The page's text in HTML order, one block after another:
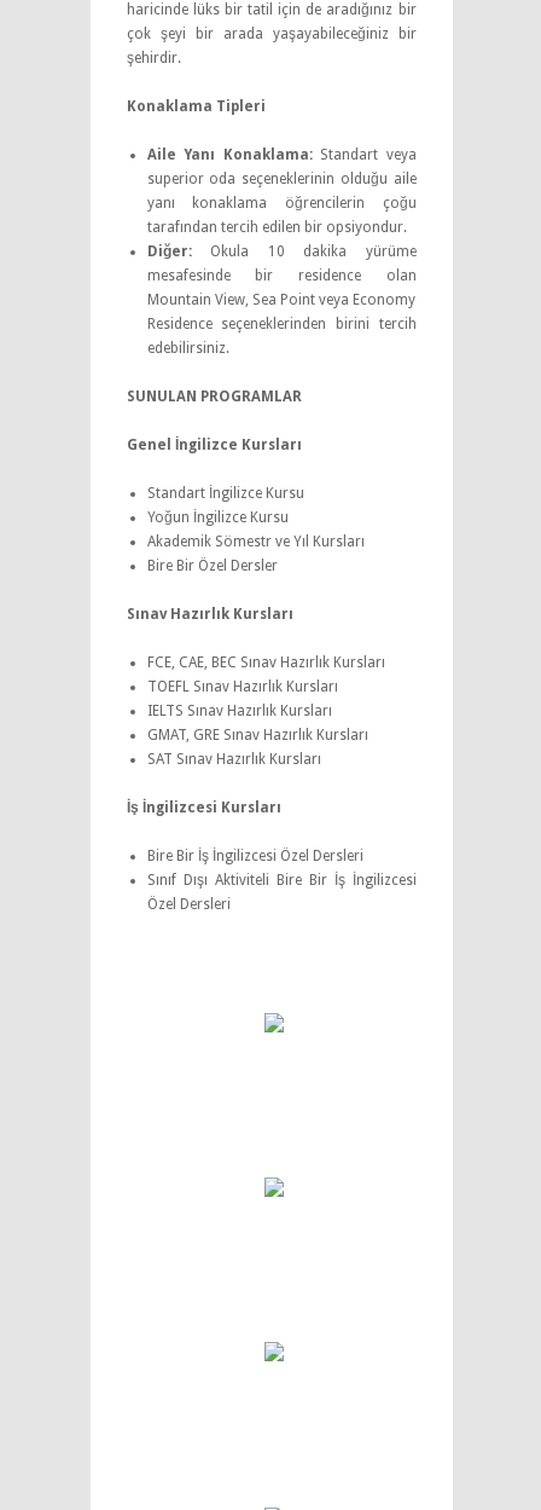
haricinde lüks bir tatil için de aradığınız bir
çok şeyi bir arada yaşayabileceğiniz bir
şehirdir.
Konaklama Tipleri
Aile Yanı Konaklama:Standart veya
superior oda seçeneklerinin olduğu aile
yanı konaklama öğrencilerin çoğu
tarafından tercih edilen bir opsiyondur.
Diğer:Okula 10 dakika yürüme
mesafesinde bir residence olan
Mountain View, Sea Point veya Economy
Residence seçeneklerinden birini tercih
edebilirsiniz.
SUNULAN PROGRAMLAR
Genel İngilizce Kursları
Standart İngilizce Kursu
Yoğun İngilizce Kursu
Akademik Sömestr ve Yıl Kursları
Bire Bir Özel Dersler
Sınav Hazırlık Kursları
FCE, CAE, BEC Sınav Hazırlık Kursları
TOEFL Sınav Hazırlık Kursları
IELTS Sınav Hazırlık Kursları
GMAT, GRE Sınav Hazırlık Kursları
SAT Sınav Hazırlık Kursları
İş İngilizcesi Kursları
Bire Bir İş İngilizcesi Özel Dersleri
Sınıf Dışı Aktiviteli Bire Bir İş İngilizcesi
Özel Dersleri